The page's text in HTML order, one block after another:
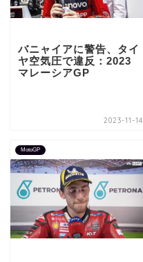
バニャイアに警告、タイ
ヤ空気圧で違反：2023
マレーシアGP
2023-11-14
MotoGP